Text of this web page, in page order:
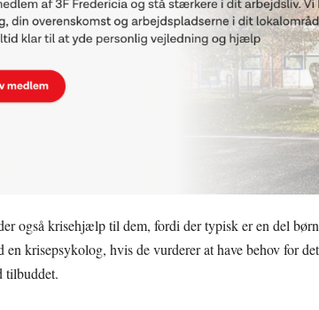
også krisehjælp til dem, fordi der typisk er en del
en krisepsykolog, hvis de vurderer at have behov for
tilbuddet.